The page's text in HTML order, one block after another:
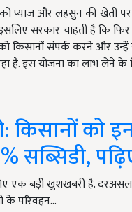
को प्याज और लहसुन की खेती
सरकार चाहती है कि
किसानों संपर्क करने और
है. इस योजना का लाभ लेने
किसानों को
सब्सिडी,
एक बड़ी खुशखबरी है. दरअसल,
परिवहन…